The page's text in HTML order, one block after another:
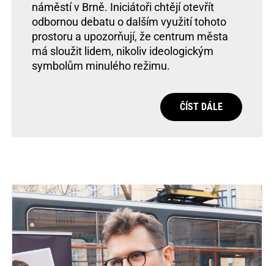
náměstí v Brně. Iniciátoři chtějí otevřít
odbornou debatu o dalším využití tohoto
prostoru a upozorňují, že centrum města
má sloužit lidem, nikoliv ideologickým
symbolům minulého režimu.
ČÍST DÁLE